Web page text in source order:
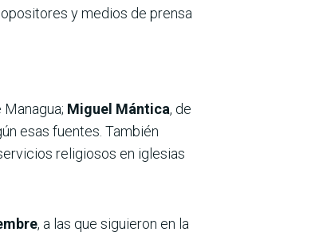
y medios de prensa
Miguel Mántica, de
esas fuentes. También
religiosos en iglesias
, a las que siguieron en la